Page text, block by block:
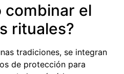
combinar el
rituales?
tradiciones, se integran
de protección para